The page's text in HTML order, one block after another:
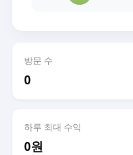
방문 수
0
하루 최대 수익
0원